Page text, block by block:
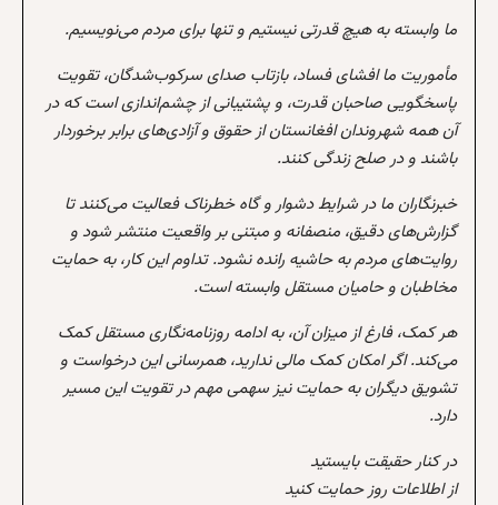
ما وابسته به هیچ قدرتی نیستیم و تنها برای مردم می‌نویسیم.
مأموریت ما افشای فساد، بازتاب صدای سرکوب‌شدگان، تقویت
پاسخگویی صاحبان قدرت، و پشتیبانی از چشم‌اندازی است که در
آن همه شهروندان افغانستان از حقوق و آزادی‌های برابر برخوردار
باشند و در صلح زندگی کنند.
خبرنگاران ما در شرایط دشوار و گاه خطرناک فعالیت می‌کنند تا
گزارش‌های دقیق، منصفانه و مبتنی بر واقعیت منتشر شود و
روایت‌های مردم به حاشیه رانده نشود. تداوم این کار، به حمایت
مخاطبان و حامیان مستقل وابسته است.
هر کمک، فارغ از میزان آن، به ادامه روزنامه‌نگاری مستقل کمک
می‌کند. اگر امکان کمک مالی ندارید، همرسانی این درخواست و
تشویق دیگران به حمایت نیز سهمی مهم در تقویت این مسیر
دارد.
در کنار حقیقت بایستید
از اطلاعات روز حمایت کنید